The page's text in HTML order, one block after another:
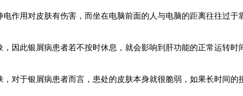
作用对皮肤有伤害，而坐在电脑前面的人与电脑的距离往往过于
因此银屑病患者若不按时休息，就会影响到肝功能的正常运转时
对于银屑病患者而言，患处的皮肤本身就很脆弱，如果长时间的